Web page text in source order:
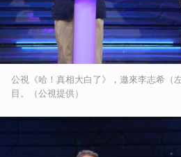
公視《哈！真相大白了》，邀來李志希（
目。（公視提供）